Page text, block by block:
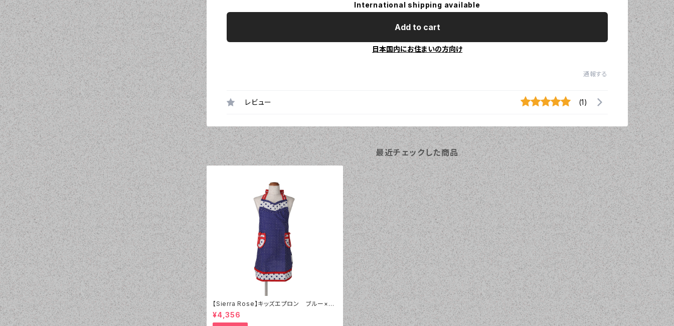
International shipping available
Add to cart
日本国内にお住まいの方向け
通報する
レビュー (1)
最近チェックした商品
【Sierra Rose】キッズエプロン ブルー×ホ
ワイトドット レッドリボン
¥4,356